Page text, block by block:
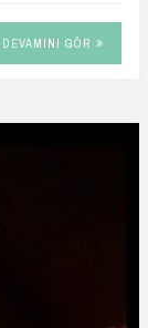
DEVAMINI GÖR